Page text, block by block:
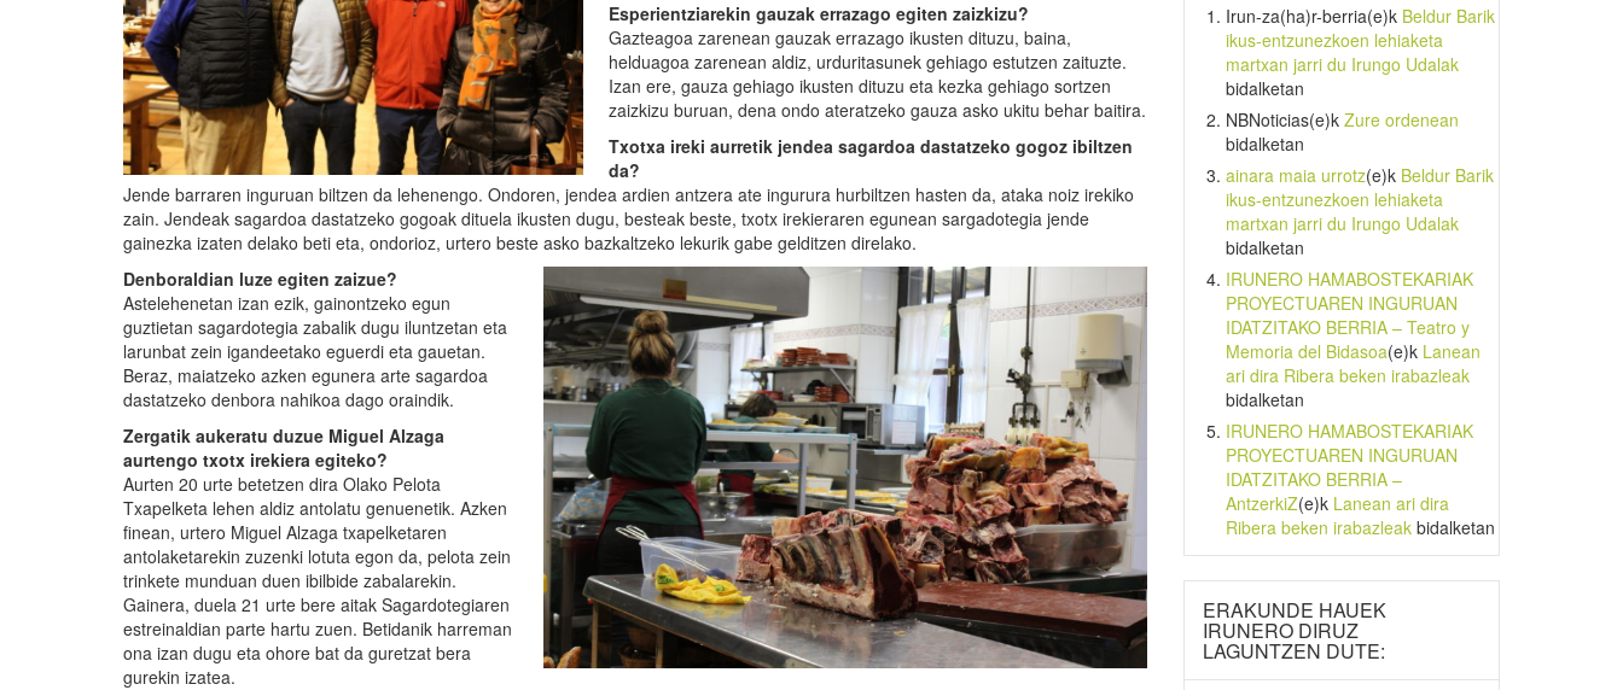
Esperientziarekin gauzak errazago egiten zaizkizu?
Gazteagoa zarenean gauzak errazago ikusten dituzu, baina,
helduagoa zarenean aldiz, urduritasunek gehiago estutzen zaituzte.
Izan ere, gauza gehiago ikusten dituzu eta kezka gehiago sortzen
zaizkizu buruan, dena ondo ateratzeko gauza asko ukitu behar baitira.
Txotxa ireki aurretik jendea sagardoa dastatzeko gogoz ibiltzen
da?
Jende barraren inguruan biltzen da lehenengo. Ondoren, jendea ardien antzera ate ingurura hurbiltzen hasten da, ataka noiz irekiko
zain. Jendeak sagardoa dastatzeko gogoak dituela ikusten dugu, besteak beste, txotx irekieraren egunean sargadotegia jende
gainezka izaten delako beti eta, ondorioz, urtero beste asko bazkaltzeko lekurik gabe gelditzen direlako.
Denboraldian luze egiten zaizue?
Astelehenetan izan ezik, gainontzeko egun
guztietan sagardotegia zabalik dugu iluntzetan eta
larunbat zein igandeetako eguerdi eta gauetan.
Beraz, maiatzeko azken egunera arte sagardoa
dastatzeko denbora nahikoa dago oraindik.
Zergatik aukeratu duzue Miguel Alzaga
aurtengo txotx irekiera egiteko?
Aurten 20 urte betetzen dira Olako Pelota
Txapelketa lehen aldiz antolatu genuenetik. Azken
finean, urtero Miguel Alzaga txapelketaren
antolaketarekin zuzenki lotuta egon da, pelota zein
trinkete munduan duen ibilbide zabalarekin.
Gainera, duela 21 urte bere aitak Sagardotegiaren
estreinaldian parte hartu zuen. Betidanik harreman
ona izan dugu eta ohore bat da guretzat bera
gurekin izatea.
Irun-za(ha)r-berria(e)k Beldur Barik
ikus-entzunezkoen lehiaketa
martxan jarri du Irungo Udalak
bidalketan
NBNoticias(e)k Zure ordenean
bidalketan
ainara maia urrotz(e)k Beldur Barik
ikus-entzunezkoen lehiaketa
martxan jarri du Irungo Udalak
bidalketan
IRUNERO HAMABOSTEKARIAK
PROYECTUAREN INGURUAN
IDATZITAKO BERRIA – Teatro y
Memoria del Bidasoa(e)k Lanean
ari dira Ribera beken irabazleak
bidalketan
IRUNERO HAMABOSTEKARIAK
PROYECTUAREN INGURUAN
IDATZITAKO BERRIA –
AntzerkiZ(e)k Lanean ari dira
Ribera beken irabazleakbidalketan
ERAKUNDE HAUEK
IRUNERO DIRUZ
LAGUNTZEN DUTE: